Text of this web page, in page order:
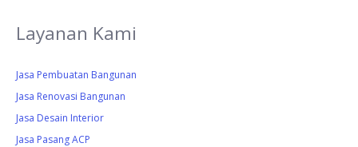
Layanan Kami
Jasa Pembuatan Bangunan
Jasa Renovasi Bangunan
Jasa Desain Interior
Jasa Pasang ACP